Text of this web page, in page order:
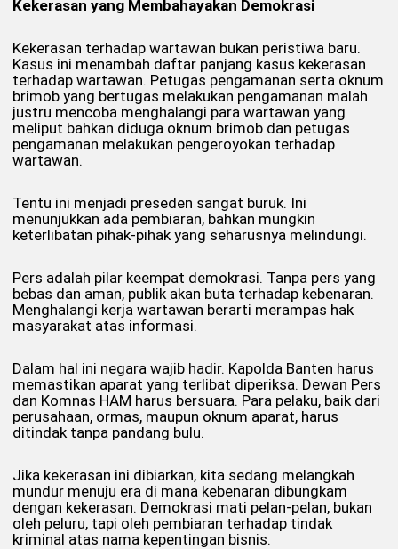
Kekerasan yang Membahayakan Demokrasi
Kekerasan terhadap wartawan bukan peristiwa baru.
Kasus ini menambah daftar panjang kasus kekerasan
terhadap wartawan. Petugas pengamanan serta oknum
brimob yang bertugas melakukan pengamanan malah
justru mencoba menghalangi para wartawan yang
meliput bahkan diduga oknum brimob dan petugas
pengamanan melakukan pengeroyokan terhadap
wartawan.
Tentu ini menjadi preseden sangat buruk. Ini
menunjukkan ada pembiaran, bahkan mungkin
keterlibatan pihak-pihak yang seharusnya melindungi.
Pers adalah pilar keempat demokrasi. Tanpa pers yang
bebas dan aman, publik akan buta terhadap kebenaran.
Menghalangi kerja wartawan berarti merampas hak
masyarakat atas informasi.
Dalam hal ini negara wajib hadir. Kapolda Banten harus
memastikan aparat yang terlibat diperiksa. Dewan Pers
dan Komnas HAM harus bersuara. Para pelaku, baik dari
perusahaan, ormas, maupun oknum aparat, harus
ditindak tanpa pandang bulu.
Jika kekerasan ini dibiarkan, kita sedang melangkah
mundur menuju era di mana kebenaran dibungkam
dengan kekerasan. Demokrasi mati pelan-pelan, bukan
oleh peluru, tapi oleh pembiaran terhadap tindak
kriminal atas nama kepentingan bisnis.